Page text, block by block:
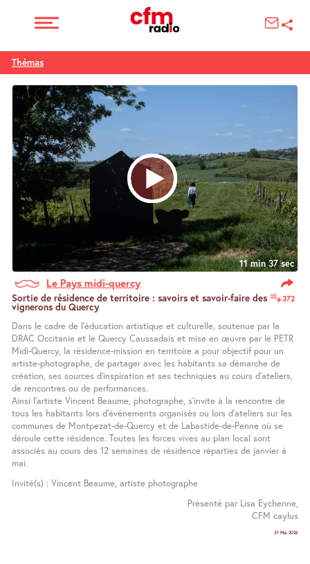
Thémas
11 min 37 sec
Le Pays midi-quercy
372
Sortie de résidence de territoire : savoirs et savoir-faire des
vignerons du Quercy
Dans le cadre de l’éducation artistique et culturelle, soutenue par la
DRAC Occitanie et le Quercy Caussadais et mise en œuvre par le PETR
Midi-Quercy, la résidence-mission en territoire a pour objectif pour un
artiste-photographe, de partager avec les habitants sa démarche de
création, ses sources d’inspiration et ses techniques au cours d’ateliers,
de rencontres ou de performances.
Ainsi l’artiste Vincent Beaume, photographe, s’invite à la rencontre de
tous les habitants lors d’événements organisés ou lors d’ateliers sur les
communes de Montpezat-de-Quercy et de Labastide-de-Penne où se
déroule cette résidence. Toutes les forces vives au plan local sont
associés au cours des 12 semaines de résidence réparties de janvier à
mai.
Invité(s) : Vincent Beaume, artiste photographe
Présenté par Lisa Eychenne,
CFM caylus
31 Mai 2026